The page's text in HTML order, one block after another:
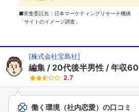
■実査委託先：日本マーケティングリサーチ機構
「サイトのイメージ調査」
[株式会社宝島社]
編集 20代後半男性 年収
2.7
働く環境（社内恋愛）の口コミ